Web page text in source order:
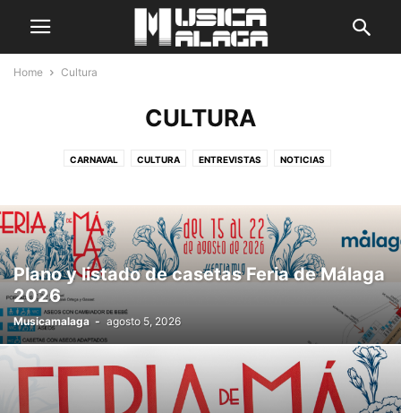
Home Cultura
CULTURA
CARNAVAL CULTURA ENTREVISTAS NOTICIAS
Plano y listado de casetas Feria de Málaga
2026
Musicamalaga - agosto 5, 2026